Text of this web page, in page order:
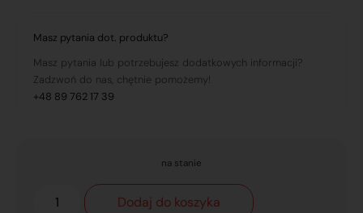
Masz pytania dot. produktu?
Masz pytania lub potrzebujesz dodatkowych informacji?
Zadzwoń do nas, chętnie pomożemy!
+48 89 762 17 39
na stanie
Dodaj do koszyka